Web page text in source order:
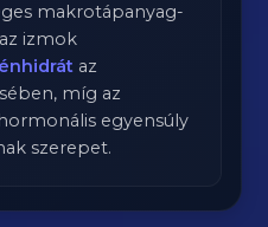
makrotápanyag-
az izmok
az
míg az
egyensúly
szerepet.